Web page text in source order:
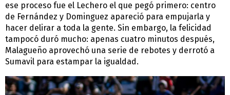
ese proceso fue el Lechero el que pegó primero: centro
de Fernández y Dominguez apareció para empujarla y
hacer delirar a toda la gente. Sin embargo, la felicidad
tampocó duró mucho: apenas cuatro minutos después,
Malagueño aprovechó una serie de rebotes y derrotó a
Sumavil para estampar la igualdad.